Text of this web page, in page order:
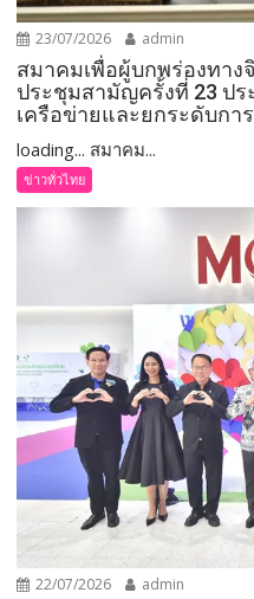
23/07/2026 admin
สมาคมเพื่อผู้บกพร่องทาง
ประชุมสามัญครั้งที่ 23 ป
เครือข่ายและยกระดับก
loading... สมาคม...
ข่าวทั่วไทย
22/07/2026 admin